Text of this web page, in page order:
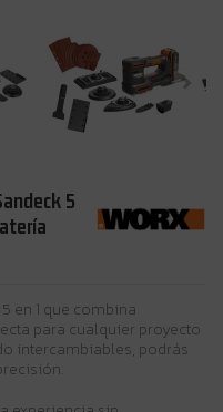
5
en 1 que combina
para cualquier proyecto
intercambiables, podrás